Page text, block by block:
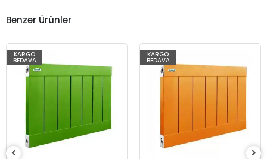
Benzer Ürünler
KARGO
BEDAVA
KARGO
BEDAVA